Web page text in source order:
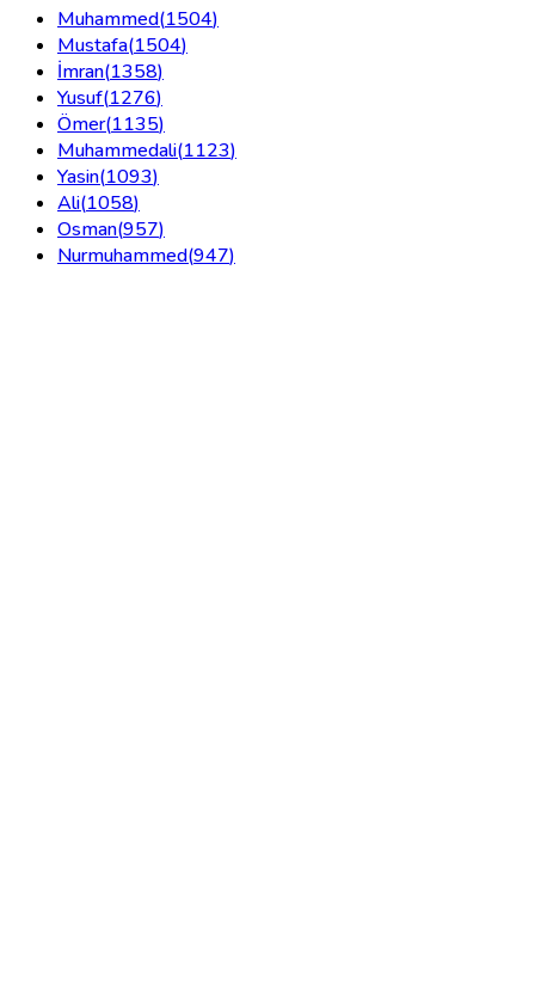
Muhammed(1504)
Mustafa(1504)
İmran(1358)
Yusuf(1276)
Ömer(1135)
Muhammedali(1123)
Yasin(1093)
Ali(1058)
Osman(957)
Nurmuhammed(947)